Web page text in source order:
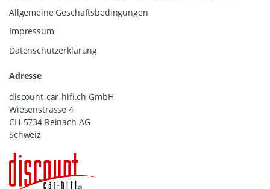
Allgemeine Geschäftsbedingungen
Impressum
Datenschutzerklärung
Adresse
discount-car-hifi.ch GmbH
Wiesenstrasse 4
CH-5734 Reinach AG
Schweiz